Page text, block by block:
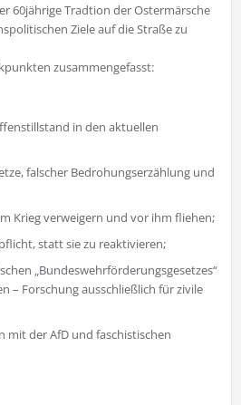
60jährige Tradtion der Ostermärsche
Ziele auf die Straße zu
zusammengefasst:
in den aktuellen
falscher Bedrohungserzählung und
Krieg verweigern und vor ihm fliehen;
statt sie zu reaktivieren;
„Bundeswehrförderungsgesetzes“
– Forschung ausschließlich für zivile
mit der AfD und faschistischen